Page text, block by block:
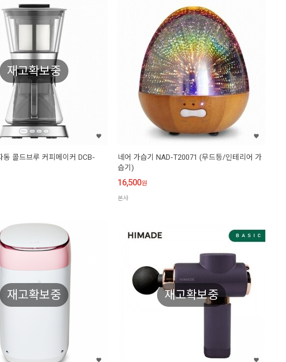
재고확보중
동 콜드브루 커피메이커 DCB-
네어 가습기 NAD-T20071 (무드등/인테리어 가
습기)
16,500원
본사
재고확보중 재고확보중